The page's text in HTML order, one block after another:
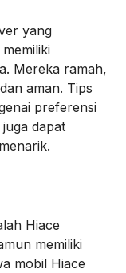
yang
Mereka ramah,
aman. Tips
preferensi
dapat
Hiace
memiliki
mobil Hiace